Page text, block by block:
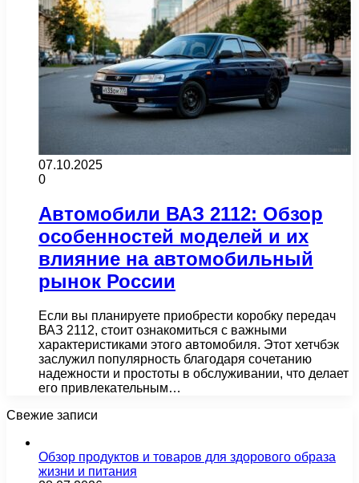
07.10.2025
0
Автомобили ВАЗ 2112: Обзор
особенностей моделей и их
влияние на автомобильный
рынок России
Если вы планируете приобрести коробку передач
ВАЗ 2112, стоит ознакомиться с важными
характеристиками этого автомобиля. Этот хетчбэк
заслужил популярность благодаря сочетанию
надежности и простоты в обслуживании, что делает
его привлекательным…
Свежие записи
Обзор продуктов и товаров для здорового образа
жизни и питания